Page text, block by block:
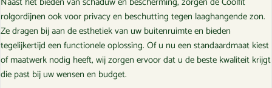
rolgordijnen ook voor privacy en beschutting tegen laaghangende zon.
Ze dragen bij aan de esthetiek van uw buitenruimte en bieden
tegelijkertijd een functionele oplossing. Of u nu een standaardmaat kiest
of maatwerk nodig heeft, wij zorgen ervoor dat u de beste kwaliteit krijgt
die past bij uw wensen en budget.